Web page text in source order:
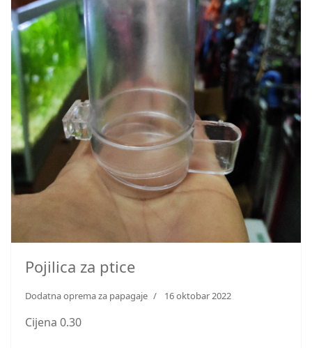
Pojilica za ptice
Dodatna oprema za papagaje 16 oktobar 2022
Cijena 0.30